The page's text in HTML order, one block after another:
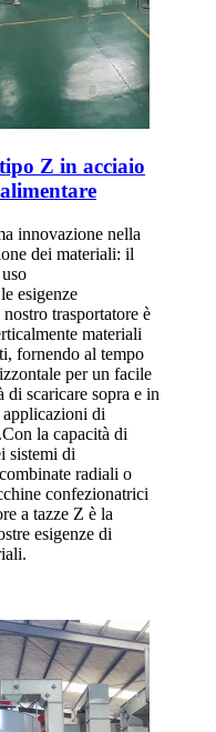
Z in acciaio
innovazione nella
dei materiali: il
esigenze
trasportatore è
materiali
fornendo al tempo
per un facile
di scaricare sopra e in
applicazioni di
la capacità di
sistemi di
radiali o
confezionatrici
a tazze Z è la
esigenze di